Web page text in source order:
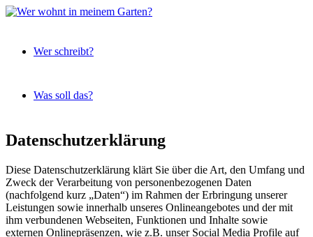
wohnt
meinem
vor der
Terrassentür
Wer schreibt?
Was soll das?
Skip
to
Datenschutzerklärung
Diese Datenschutzerklärung klärt Sie über die Art, den Umfang und
Zweck der Verarbeitung von personenbezogenen Daten
(nachfolgend kurz „Daten“) im Rahmen der Erbringung unserer
Leistungen sowie innerhalb unseres Onlineangebotes und der mit
ihm verbundenen Webseiten, Funktionen und Inhalte sowie
externen Onlinepräsenzen, wie z.B. unser Social Media Profile auf